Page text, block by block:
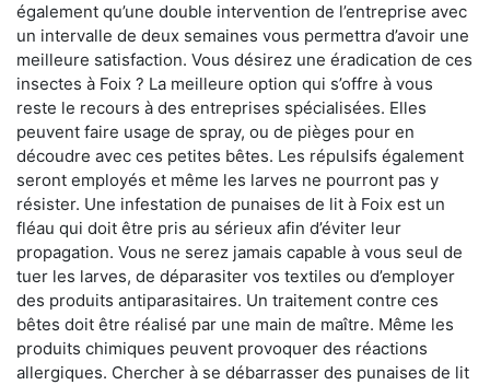
également qu’une double intervention de l’entreprise avec
un intervalle de deux semaines vous permettra d’avoir une
meilleure satisfaction. Vous désirez une éradication de ces
insectes à Foix ? La meilleure option qui s’offre à vous
reste le recours à des entreprises spécialisées. Elles
peuvent faire usage de spray, ou de pièges pour en
découdre avec ces petites bêtes. Les répulsifs également
seront employés et même les larves ne pourront pas y
résister. Une infestation de punaises de lit à Foix est un
fléau qui doit être pris au sérieux afin d’éviter leur
propagation. Vous ne serez jamais capable à vous seul de
tuer les larves, de déparasiter vos textiles ou d’employer
des produits antiparasitaires. Un traitement contre ces
bêtes doit être réalisé par une main de maître. Même les
produits chimiques peuvent provoquer des réactions
allergiques. Chercher à se débarrasser des punaises de lit